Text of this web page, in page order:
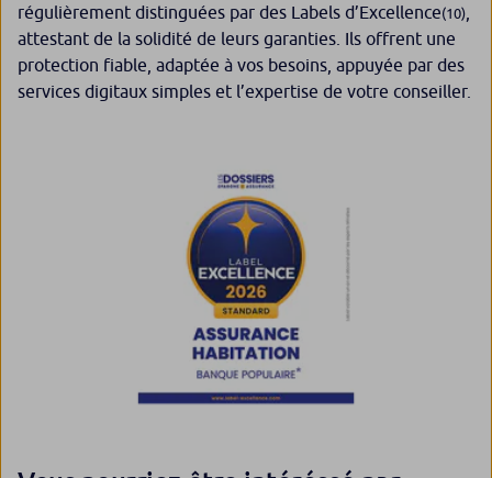
régulièrement distinguées par des Labels d’Excellence(10)
attestant de la solidité de leurs garanties. Ils offrent une
protection fiable, adaptée à vos besoins, appuyée par des
services digitaux simples et l’expertise de votre conseiller.